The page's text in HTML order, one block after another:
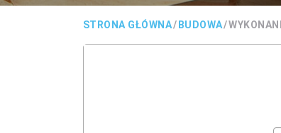
STRONA GŁÓWNA/ BUDOWA/